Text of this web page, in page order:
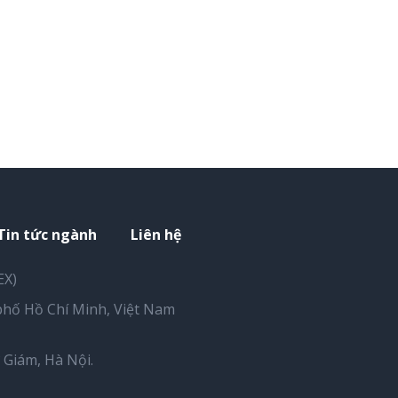
tức ngành Liên hệ
Hồ Chí Minh, Việt Nam
Hà Nội.